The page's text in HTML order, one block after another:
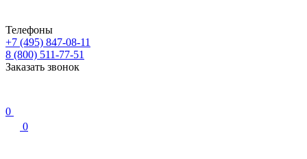
Телефоны
+7 (495) 847-08-11
8 (800) 511-77-51
Заказать звонок
0
0